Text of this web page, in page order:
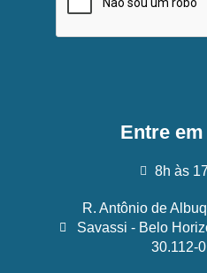
Entre
8h às
R. Antônio de
Savassi - Belo
30.112-